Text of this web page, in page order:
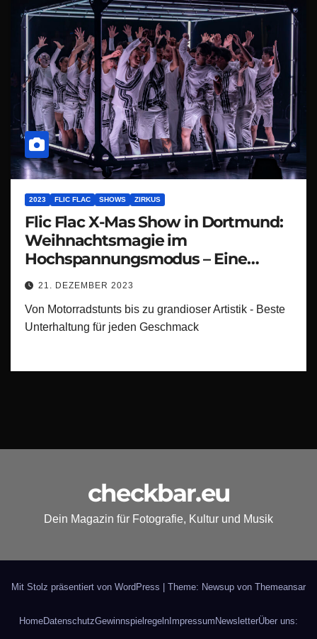
2023 FLIC FLAC SHOWS ZIRKUS
Flic Flac X-Mas Show in Dortmund:
Weihnachtsmagie im
Hochspannungsmodus – Eine
spektakuläre X-mas Show, die den
Festtagstrubel zum Beben bringt!
21. DEZEMBER 2023
Von Motorradstunts bis zu grandioser Artistik - Beste
Unterhaltung für jeden Geschmack
checkbar.eu
Dein Magazin für Fotografie, Kultur und Musik
Mit Stolz präsentiert von WordPress Theme: Newsup von Themeansar
HomeDatenschutzGewinnspielregeln Impressum NewsletterÜber uns: